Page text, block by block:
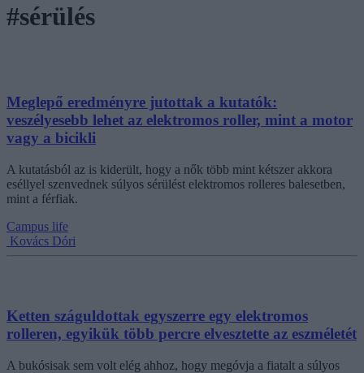
#sérülés
Meglepő eredményre jutottak a kutatók:
veszélyesebb lehet az elektromos roller, mint a motor
vagy a bicikli
A kutatásból az is kiderült, hogy a nők több mint kétszer akkora
eséllyel szenvednek súlyos sérülést elektromos rolleres balesetben,
mint a férfiak.
Campus life
Kovács Dóri
Ketten száguldottak egyszerre egy elektromos
rolleren, egyikük több percre elvesztette az eszméletét
A bukósisak sem volt elég ahhoz, hogy megóvja a fiatalt a súlyos